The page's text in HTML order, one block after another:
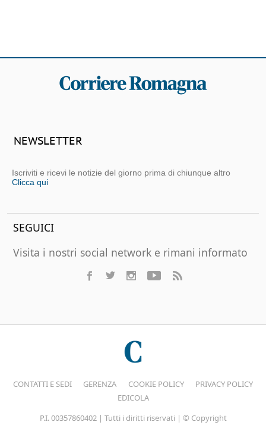
NEWSLETTER
Iscriviti e ricevi le notizie del giorno prima di chiunque altro
Clicca qui
SEGUICI
Visita i nostri social network e rimani informato
CONTATTI E SEDI GERENZA COOKIE POLICY
PRIVACY POLICY
EDICOLA
P.I. 00357860402 | Tutti i diritti riservati | © Copyright